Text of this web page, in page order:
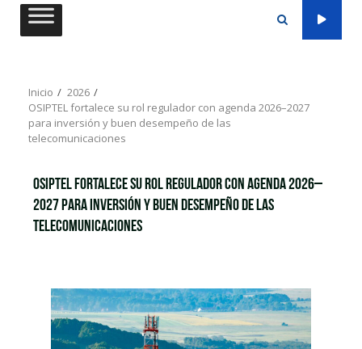
Saltar
Inicio
2026
OSIPTEL fortalece su rol regulador con agenda 2026–2027
para inversión y buen desempeño de las
telecomunicaciones
OSIPTEL fortalece su rol regulador con agenda 2026–
2027 para inversión y buen desempeño de las
telecomunicaciones